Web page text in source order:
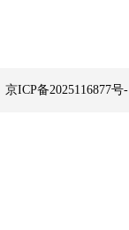
京ICP备2025116877号